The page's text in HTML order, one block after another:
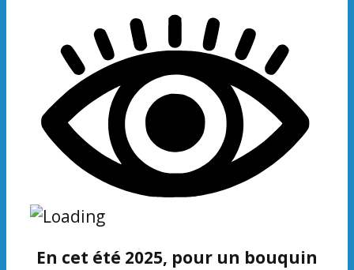
En cet été 2025, pour un bouquin